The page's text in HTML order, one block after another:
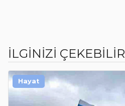
İLGİNİZİ ÇEKEBİLİR
Hayat